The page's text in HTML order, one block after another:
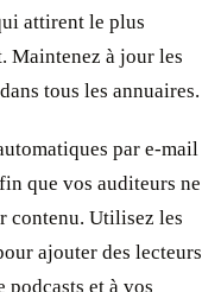
attirent le plus
Maintenez à jour les
tous les annuaires.
par e-mail
que vos auditeurs ne
contenu. Utilisez les
ajouter des lecteurs
podcasts et à vos